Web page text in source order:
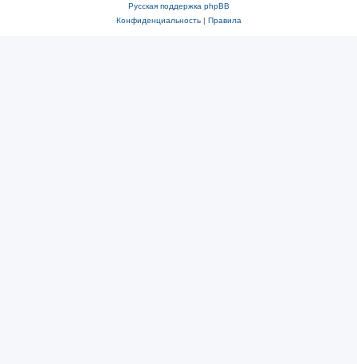
Русская поддержка phpBB
Конфиденциальность| Правила